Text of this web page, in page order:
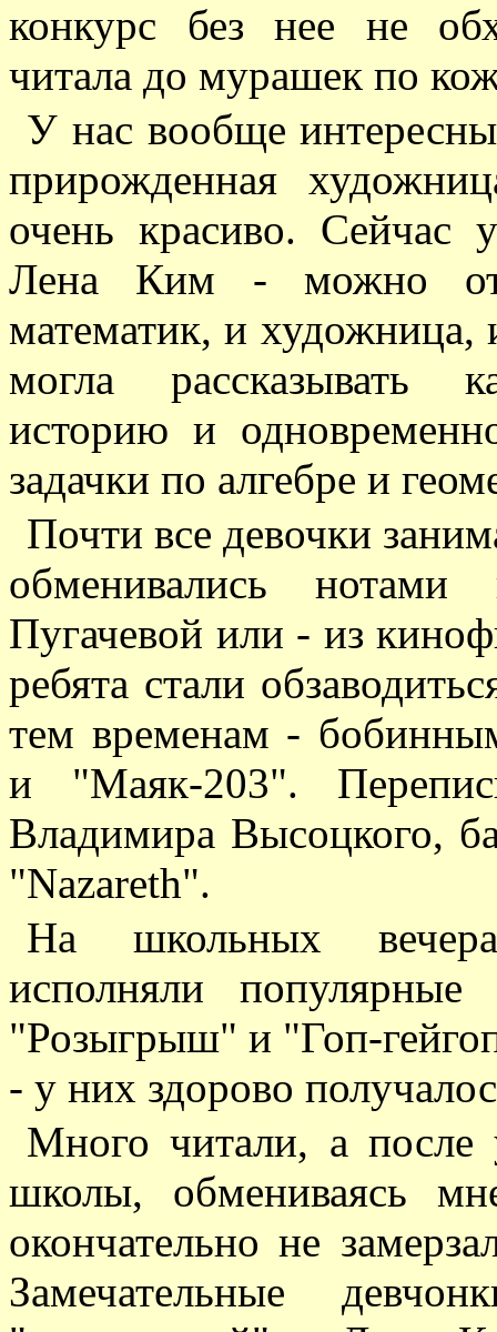
конкурс без нее не
читала до мурашек по
У нас вообще
прирожденная
очень красиво.
Лена Ким - можно
математик, и художница,
могла рассказывать
историю и
задачки по алгебре и
Почти все девочки
обменивались
Пугачевой или - из
ребята стали
тем временам -
и "Маяк-203".
Владимира Высоцкого,
"Nazareth".
На школьных
исполняли
"Розыгрыш" и "Гоп-
- у них здорово
Много читали, а после
школы, обмениваясь
окончательно не
Замечательные